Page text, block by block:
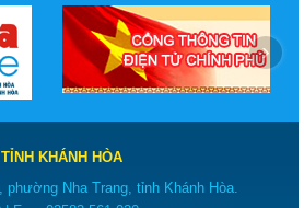
›
KHÁNH HÒA
Nha Trang, tỉnh Khánh Hòa.